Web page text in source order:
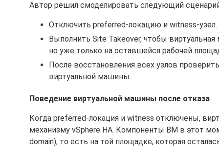
Автор решил смоделировать следующий
Отключить preferred-локацию и witness-узел.
Выполнить Site Takeover, чтобы
но уже только на оставшейся рабочей
После восстановления всех узлов
виртуальной машины.
Поведение виртуальной машины после отказа
Когда preferred-локация и witness отключены,
механизму vSphere HA. Компоненты ВМ в этот
domain), то есть на той площадке, которая